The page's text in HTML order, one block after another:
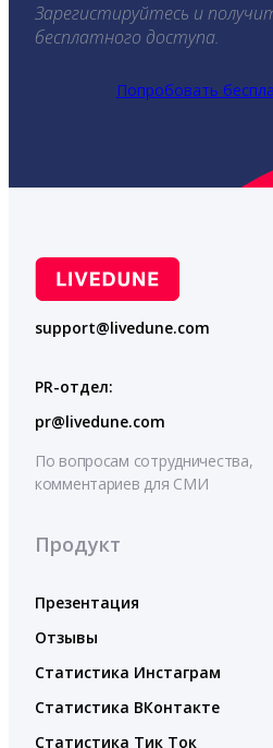
Зарегистируйтесь и
бесплатного доступа.
Попробовать
support@livedune.com
PR-отдел:
pr@livedune.com
По вопросам сотрудничества,
комментариев для СМИ
Продукт
Презентация
Отзывы
Статистика Инстаграм
Статистика ВКонтакте
Статистика Тик Ток